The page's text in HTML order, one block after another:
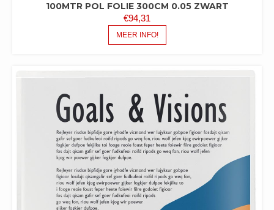
100MTR POL FOLIE 300CM 0.05 ZWART
€94,31
MEER INFO!